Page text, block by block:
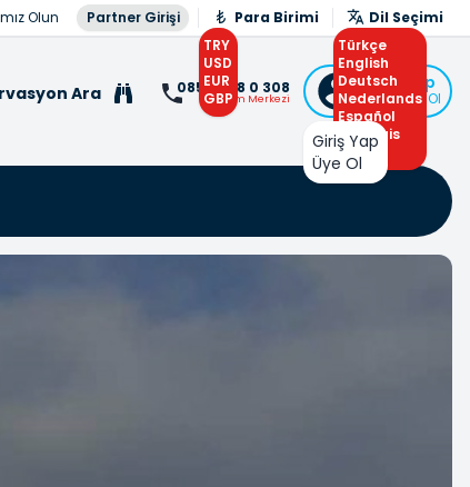
Olun Partner Girişi
Para Birimi
TRY
USD
EUR
GBP
Dil Seçimi
Türkçe
English
Deutsch
Nederlands
Español
Français
Arabic
Ara 0850 308 0 308
İletişim Merkezi
Giriş Yap
veya Üye Ol
Giriş Yap
Üye Ol